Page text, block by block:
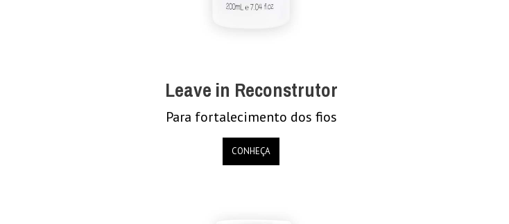
Leave in Reconstrutor
Para fortalecimento dos fios
CONHEÇA